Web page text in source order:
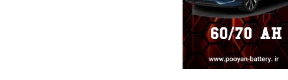
سیترو،ن
دوو
رنو